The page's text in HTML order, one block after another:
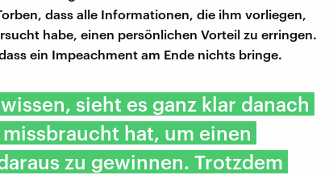
dass alle Informationen, die ihm vorliegen,
habe, einen persönlichen Vorteil zu erringen.
ein Impeachment am Ende nichts bringe.
sieht es ganz klar danach
hat, um einen
zu gewinnen. Trotzdem